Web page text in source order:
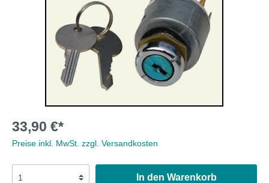
33,90 €*
Preise inkl. MwSt. zzgl. Versandkosten
In den Warenkorb